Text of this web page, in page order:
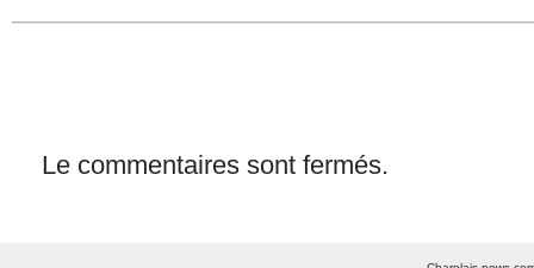
Le commentaires sont fermés.